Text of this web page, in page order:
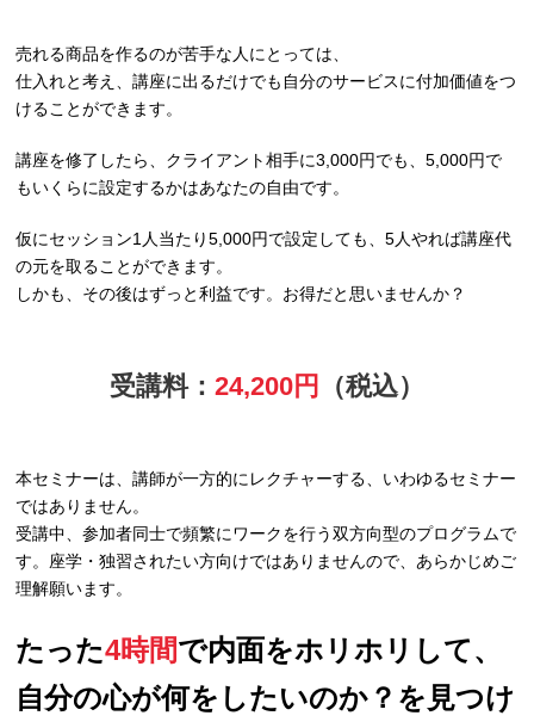
売れる商品を作るのが苦手な人にとっては、
仕入れと考え、講座に出るだけでも自分のサービスに付加価値をつ
けることができます。
講座を修了したら、クライアント相手に3,000円でも、5,000円で
もいくらに設定するかはあなたの自由です。
仮にセッション1人当たり5,000円で設定しても、5人やれば講座代
の元を取ることができます。
しかも、その後はずっと利益です。お得だと思いませんか？
受講料： 24,200円 （税込）
本セミナーは、講師が一方的にレクチャーする、いわゆるセミナー
ではありません。
受講中、参加者同士で頻繁にワークを行う双方向型のプログラムで
す。座学・独習されたい方向けではありませんので、あらかじめご
理解願います。
たった4時間で内面をホリホリして、
自分の心が何をしたいのか？を見つけ